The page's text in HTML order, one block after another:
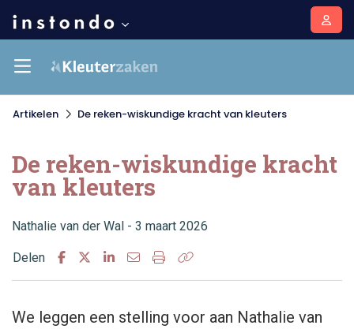
Artikelen De reken-wiskundige kracht van kleuters
De reken-wiskundige kracht
van kleuters
Nathalie van der Wal - 3 maart 2026
Delen
We leggen een stelling voor aan Nathalie van